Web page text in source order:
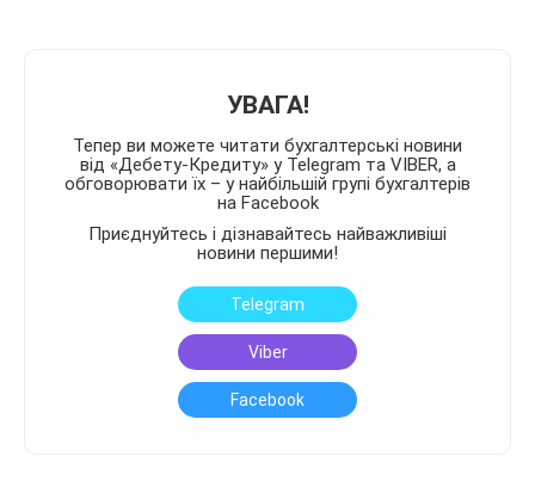
УВАГА!
Тепер ви можете читати бухгалтерські новини
від «Дебету-Кредиту» у Telegram та VIBER, а
обговорювати їх – у найбільшій групі бухгалтерів
на Facebook
Приєднуйтесь і дізнавайтесь найважливіші
новини першими!
Telegram
Viber
Facebook